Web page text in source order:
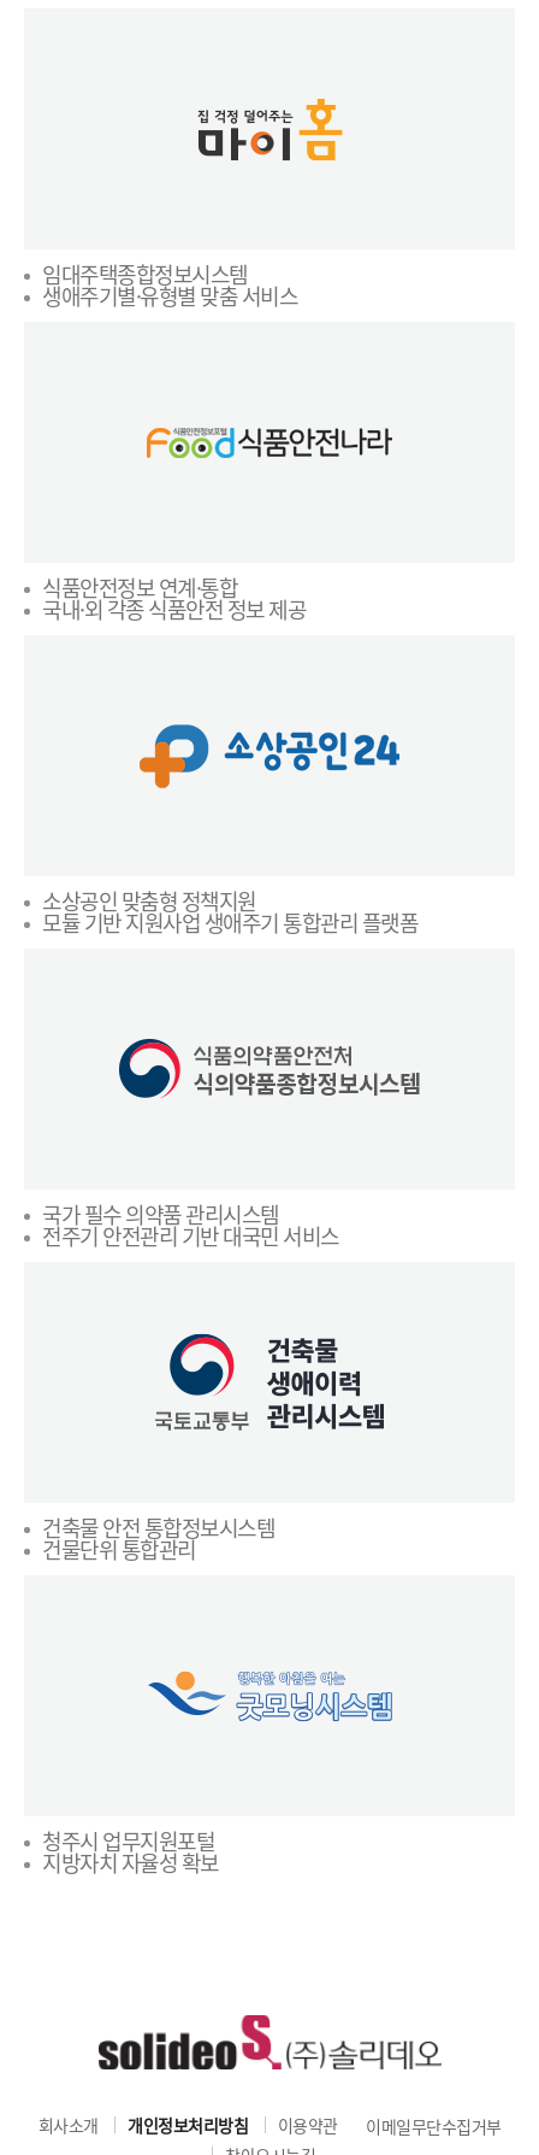
임대주택종합정보시스템
생애주기별·유형별 맞춤 서비스
식품안전정보 연계·통합
국내·외 각종 식품안전 정보 제공
소상공인 맞춤형 정책지원
모듈 기반 지원사업 생애주기 통합관리 플랫폼
국가 필수 의약품 관리시스템
전주기 안전관리 기반 대국민 서비스
건축물 안전 통합정보시스템
건물단위 통합관리
청주시 업무지원포털
지방자치 자율성 확보
회사소개 개인정보처리방침 이용약관
이메일무단수집거부